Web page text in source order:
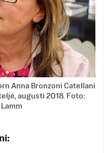
Anna Bronzoni Catellani
augusti 2018. Foto: